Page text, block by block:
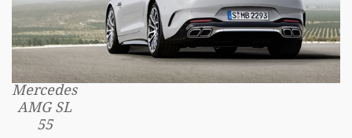
Mercedes
AMG SL
55